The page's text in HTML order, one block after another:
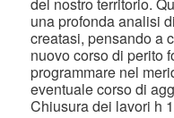
una profonda analisi
creatasi, pensando a
nuovo corso di perito
programmare nel
eventuale corso di
Chiusura dei lavori h